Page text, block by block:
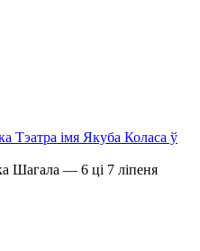
імя Якуба Коласа ў
Шагала — 6 ці 7 ліпеня